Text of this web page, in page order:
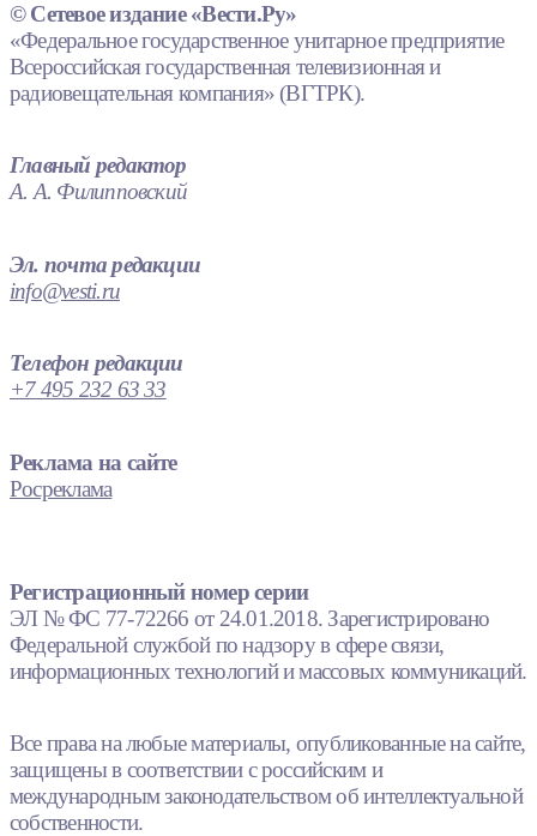
© Сетевое издание «Вести.Ру»
«Федеральное государственное унитарное предприятие
Всероссийская государственная телевизионная и
радиовещательная компания» (ВГТРК).
Главный редактор
А. А. Филипповский
Эл. почта редакции
info@vesti.ru
Телефон редакции
+7 495 232 63 33
Реклама на сайте
Росреклама
Регистрационный номер серии
ЭЛ № ФС 77-72266 от 24.01.2018. Зарегистрировано
Федеральной службой по надзору в сфере связи,
информационных технологий и массовых коммуникаций.
Все права на любые материалы, опубликованные на сайте,
защищены в соответствии с российским и
международным законодательством об интеллектуальной
собственности.